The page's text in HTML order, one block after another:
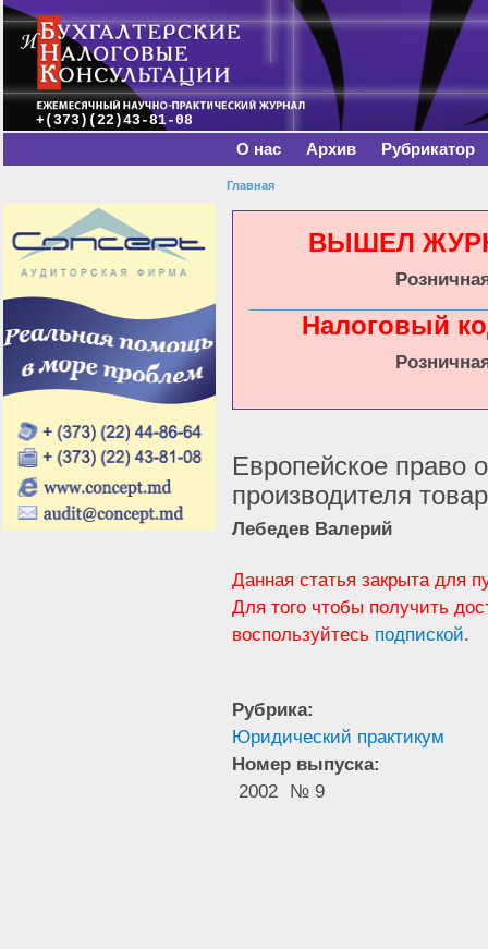
+(373)(22)43-81-08
Главное меню
О нас Архив Рубрикатор
Вы здесь
Главная
ВЫШЕЛ
Налоговый
Европейское право
производителя
Лебедев Валерий
Данная статья закрыта для
Для того чтобы получить
воспользуйтесь подпиской.
Рубрика:
Юридический практикум
Номер выпуска:
2002 № 9